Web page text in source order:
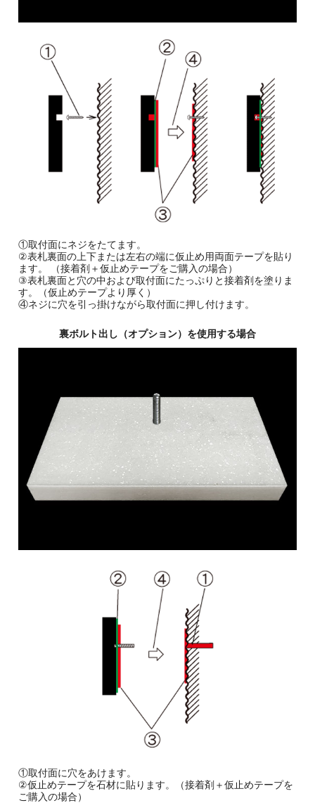
①取付面にネジをたてます。
②表札裏面の上下または左右の端に仮止め用両面テープを貼り
ます。 （接着剤＋仮止めテープをご購入の場合）
③表札裏面と穴の中および取付面にたっぷりと接着剤を塗りま
す。（仮止めテープより厚く）
④ネジに穴を引っ掛けながら取付面に押し付けます。
裏ボルト出し（オプション）を使用する場合
①取付面に穴をあけます。
②仮止めテープを石材に貼ります。（接着剤＋仮止めテープを
ご購入の場合）